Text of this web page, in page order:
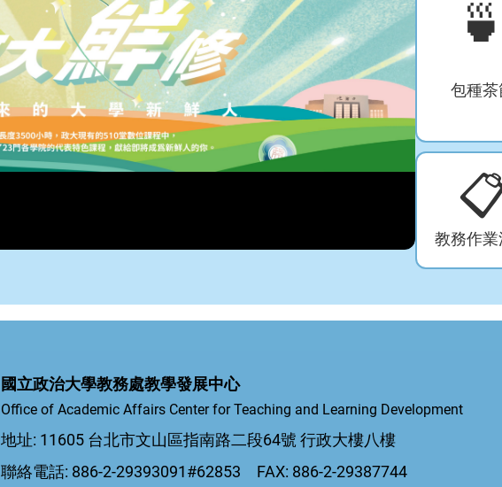
包種茶
教務作
國立政治大學教務處教學發展中心
Office of Academic Affairs Center for Teaching and Learning Development
地址: 11605 台北市文山區指南路二段64號 行政大樓八樓
聯絡電話: 886-2-29393091#62853 FAX: 886-2-29387744